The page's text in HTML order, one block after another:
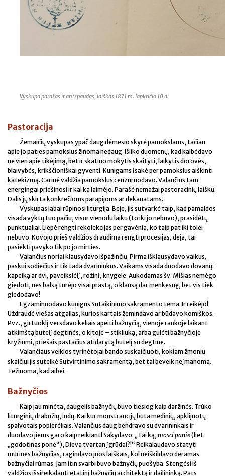
Vyskupo parašas ir antspaudas, laiškas 1871 m. lapkričio 10 d.
Pastoracija
Žemaičių vyskupas ypač daug dėmesio skyrė pamokslams, tačiau
apie jo paties pamokslus žinoma nedaug. Išliko duomenų, kad kalbėdavo
ne vien apie tikėjimą, bet ir skatino mokytis skaityti, laikytis dorovės,
blaivybės, krikščioniškai gyventi. Kunigams įsakė per pamokslus aiškinti
katekizmą. Carinė valdžia pamokslus cenzūruodavo. Valančius tam
energingai priešinosi ir kai ką laimėjo. Parašė nemažai pastoracinių laiškų.
Dalis jų skirta konkrečioms parapijoms ar dekanatams.
Vyskupas labai rūpinosi liturgija. Beje, jis sutvarkė taip, kad pamaldos
visada vyktų tuo pačiu, visur vienodu laiku (to iki jo nebuvo), prasidėtų
punktualiai. Liepė rengti rekolekcijas per gavėnią, ko taip pat iki tolei
nebuvo. Kovojo prieš valdžios draudimą rengti procesijas, deja, tai
pasiekti pavyko tik po jo mirties.
Valančius noriai klausydavo išpažinčių. Pirma išklausydavo vaikus,
paskui sodiečius ir tik tada dvarininkus. Vaikams visada duodavo dovanų:
kapeiką ar dvi, paveikslėlį, rožinį, knygelę. Aukodamas šv. Mišias nemėgo
giedoti, nes balsą turėjo visai prastą, o klausą dar menkesnę, bet vis tiek
giedodavo!
Egzaminuodavo kunigus Sutaikinimo sakramento tema. Ir reikėjo!
Uždraudė viešas atgailas, kurios kartais žemindavo ar būdavo komiškos.
Pvz., girtuoklį versdavo keliais apeiti bažnyčią, vienoje rankoje laikant
atkimštą butelį degtinės, o kitoje – stikliuką, arba gulėti bažnyčioje
kryžiumi, priešais pastačius atidarytą butelį su degtine.
Valančiaus veiklos tyrinėtojai bando suskaičiuoti, kokiam žmonių
skaičiui jis suteikė Sutvirtinimo sakramentą, bet tai beveik neįmanoma.
Težinoma, kad aibei.
Bažnyčios
Kaip jau minėta, daugelis bažnyčių buvo tiesiog kaip daržinės. Trūko
liturginių drabužių, indų. Kai kur monstrancijų būta medinių, apklijuotų
spalvotais popierėliais. Valančius daug bendravo su dvarininkais ir
duodavo jiems garo kaip reikiant! Sakydavo: „Tai ką, mosci panie(liet.
„godotinas pone“), Dievą tvartan įgrūdai?!“ Reikalaudavo statyti
mūrines bažnyčias, ragindavo juos laiškais, kol neiškildavo deramas
bažnyčiai rūmas. Jam itin svarbi buvo bažnyčių puošyba. Stengėsi iš
valdžios išsireikalauti etatinį bažnyčių architektą ir dailininką. Pats